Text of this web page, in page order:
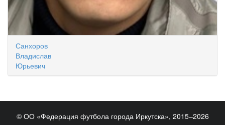
Санхоров
Владислав
Юрьевич
© ОО «Федерация футбола города Иркутска», 2015–2026